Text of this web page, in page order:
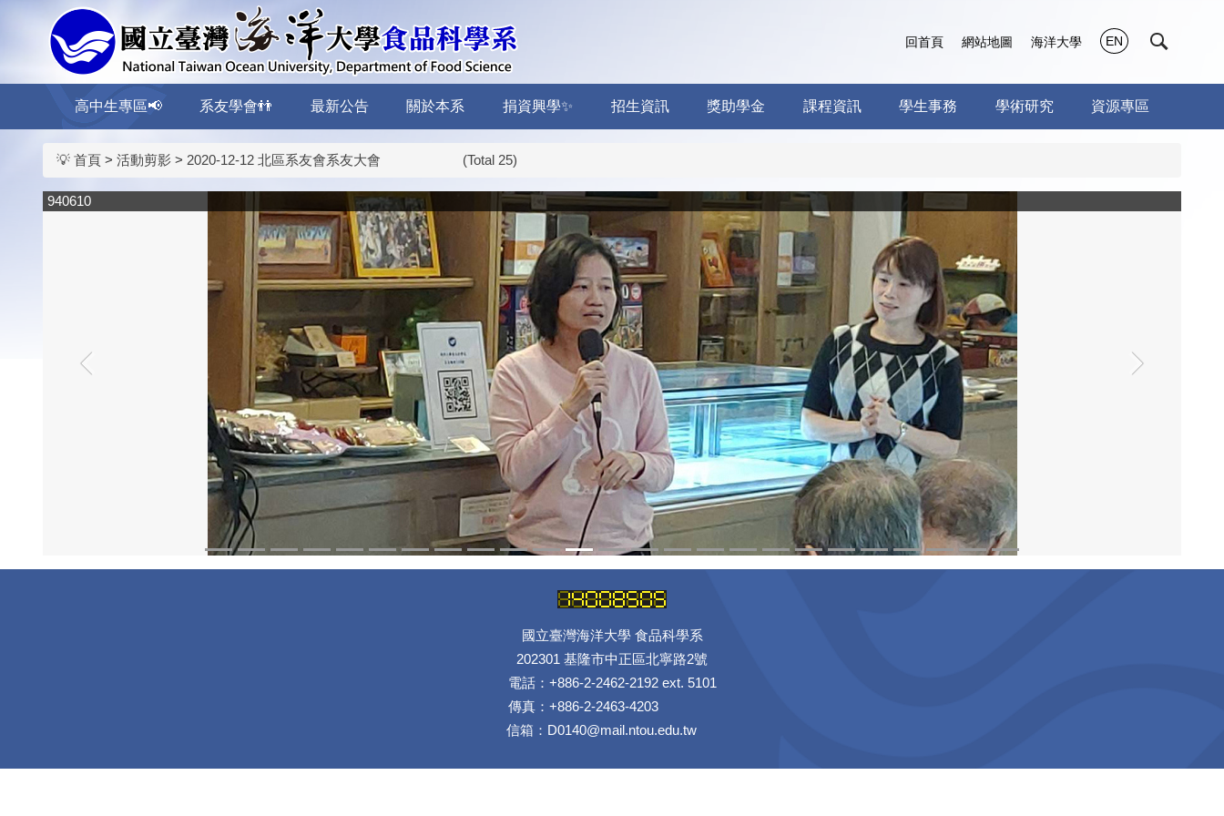
區
回首頁 網站地圖 海洋大學 EN
高中生專區📢 系友學會👬 最新公告 關於本系 捐資興學✨ 招生資訊 獎助學金 課程資訊 學生事務 學術研究 資源專區
💡 首頁 > 活動剪影 > 2020-12-12 北區系友會系友大會 (Total 25)
940610
國立臺灣海洋大學 食品科學系
202301 基隆市中正區北寧路2號
電話：+886-2-2462-2192 ext. 5101
傳真：+886-2-2463-4203
信箱：D0140@mail.ntou.edu.tw